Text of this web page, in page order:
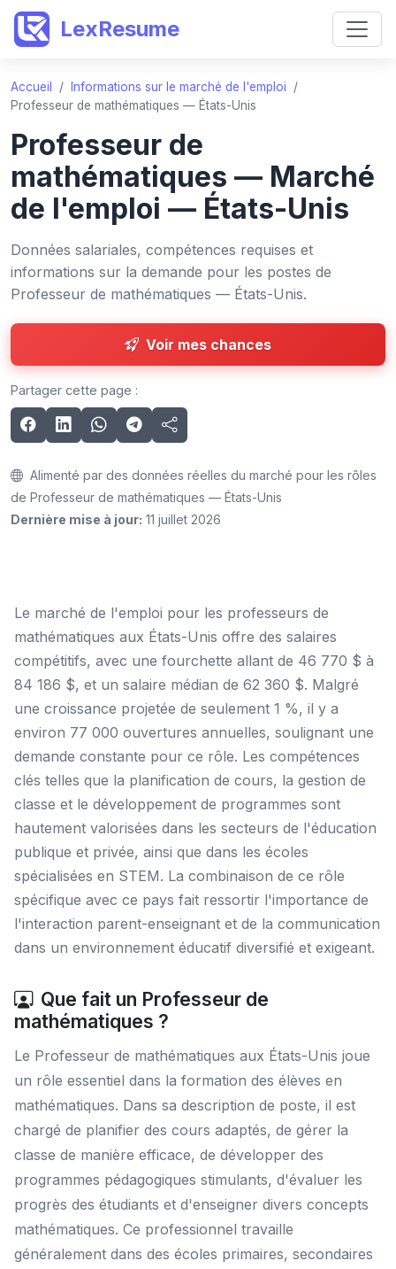
LexResume
Accueil / Informations sur le marché de l'emploi
/
Professeur de mathématiques — États-Unis
Professeur de
mathématiques — Marché
de l'emploi — États-Unis
Données salariales, compétences requises et
informations sur la demande pour les postes de
Professeur de mathématiques — États-Unis.
Voir mes chances
Partager cette page :
Alimenté par des données réelles du marché pour les rôles
de Professeur de mathématiques — États-Unis
Dernière mise à jour: 11 juillet 2026
Le marché de l'emploi pour les professeurs de
mathématiques aux États-Unis offre des salaires
compétitifs, avec une fourchette allant de 46 770 $ à
84 186 $, et un salaire médian de 62 360 $. Malgré
une croissance projetée de seulement 1 %, il y a
environ 77 000 ouvertures annuelles, soulignant une
demande constante pour ce rôle. Les compétences
clés telles que la planification de cours, la gestion de
classe et le développement de programmes sont
hautement valorisées dans les secteurs de l'éducation
publique et privée, ainsi que dans les écoles
spécialisées en STEM. La combinaison de ce rôle
spécifique avec ce pays fait ressortir l'importance de
l'interaction parent-enseignant et de la communication
dans un environnement éducatif diversifié et exigeant.
Que fait un Professeur de
mathématiques ?
Le Professeur de mathématiques aux États-Unis joue
un rôle essentiel dans la formation des élèves en
mathématiques. Dans sa description de poste, il est
chargé de planifier des cours adaptés, de gérer la
classe de manière efficace, de développer des
programmes pédagogiques stimulants, d'évaluer les
progrès des étudiants et d'enseigner divers concepts
mathématiques. Ce professionnel travaille
généralement dans des écoles primaires, secondaires